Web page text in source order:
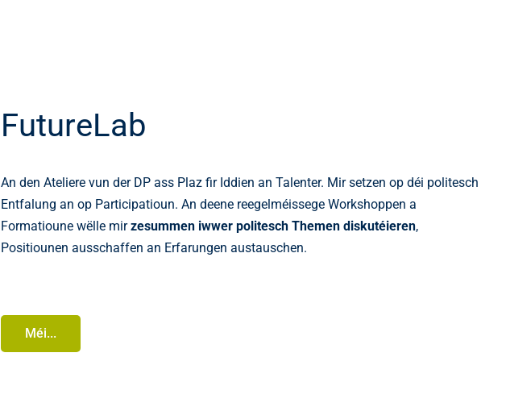
FutureLab
An den Ateliere vun der DP ass Plaz fir Iddien an Talenter. Mir setzen op déi politesch
Entfalung an op Participatioun. An deene reegelméissege Workshoppen a
Formatioune wëlle mirzesummen iwwer politesch Themen diskutéieren,
Positiounen ausschaffen an Erfarungen austauschen.
Méi...